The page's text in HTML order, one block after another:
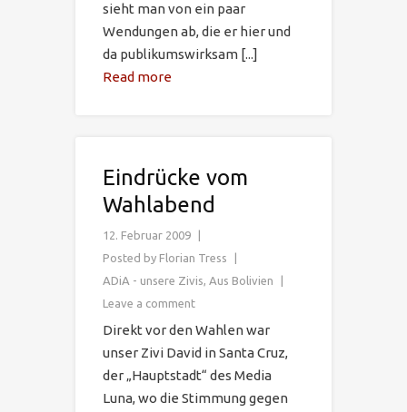
sieht man von ein paar
Wendungen ab, die er hier und
da publikumswirksam [...]
Read more
Eindrücke vom
Wahlabend
12. Februar 2009
Posted by Florian Tress
ADiA - unsere Zivis, Aus Bolivien
Leave a comment
Direkt vor den Wahlen war
unser Zivi David in Santa Cruz,
der „Hauptstadt“ des Media
Luna, wo die Stimmung gegen